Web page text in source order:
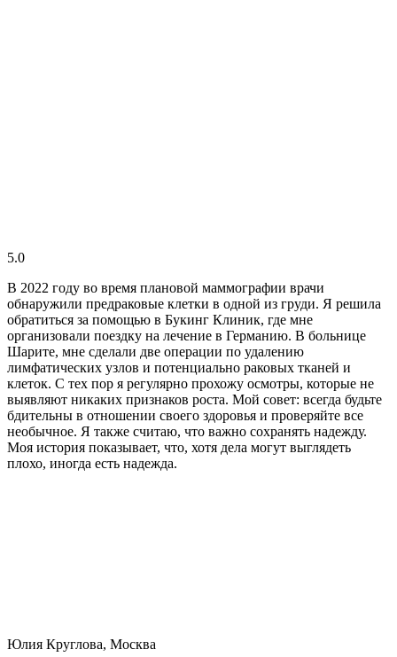
5.0
В 2022 году во время плановой маммографии врачи
обнаружили предраковые клетки в одной из груди. Я решила
обратиться за помощью в Букинг Клиник, где мне
организовали поездку на лечение в Германию. В больнице
Шарите, мне сделали две операции по удалению
лимфатических узлов и потенциально раковых тканей и
клеток. С тех пор я регулярно прохожу осмотры, которые не
выявляют никаких признаков роста. Мой совет: всегда будьте
бдительны в отношении своего здоровья и проверяйте все
необычное. Я также считаю, что важно сохранять надежду.
Моя история показывает, что, хотя дела могут выглядеть
плохо, иногда есть надежда.
Юлия Круглова, Москва